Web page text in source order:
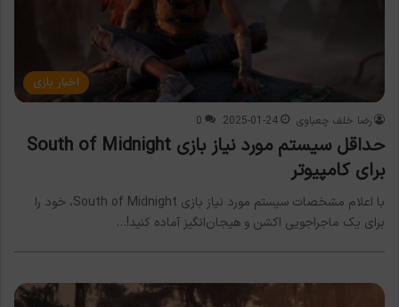
اخبار بازی
رضا خلف چعباوی 2025-01-24
0
حداقل سیستم مورد نیاز بازی South of Midnight
برای کامپیوتر
با اعلام مشخصات سیستم مورد نیاز بازی South of Midnight، خود را
برای یک ماجراجویی اکشن و هیجان‌انگیز آماده کنید!…